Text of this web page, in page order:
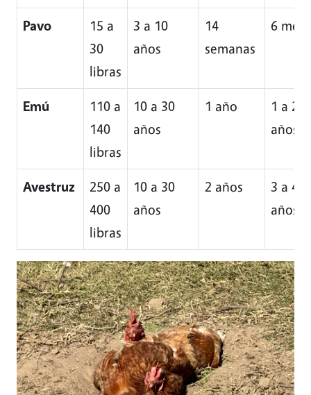
Pavo
15 a
30
libras
3 a 10
años
14
semanas
6
Emú
110 a
140
libras
10 a 30
años
1 año
1 a 2
años
Avestruz
250 a
400
libras
10 a 30
años
2 años
3 a 4
años